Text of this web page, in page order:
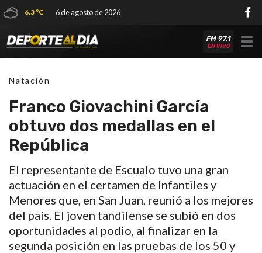
6.3 ºC 6 de agosto de 2026
FM 97.1
EN VIVO
Natación
Franco Giovachini García
obtuvo dos medallas en el
República
El representante de Escualo tuvo una gran
actuación en el certamen de Infantiles y
Menores que, en San Juan, reunió a los mejores
del país. El joven tandilense se subió en dos
oportunidades al podio, al finalizar en la
segunda posición en las pruebas de los 50 y